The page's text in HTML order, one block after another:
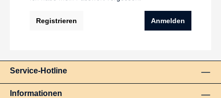
Registrieren Anmelden
Service-Hotline
Informationen